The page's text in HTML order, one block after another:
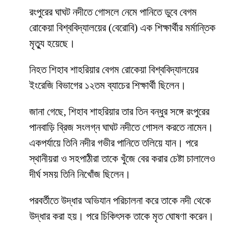
রংপুরের ঘাঘট নদীতে গোসলে নেমে পানিতে ডুবে বেগম
রোকেয়া বিশ্ববিদ্যালয়ের (বেরোবি) এক শিক্ষার্থীর মর্মান্তিক
মৃত্যু হয়েছে।
নিহত শিহাব শাহরিয়ার বেগম রোকেয়া বিশ্ববিদ্যালয়ের
ইংরেজি বিভাগের ১২তম ব্যাচের শিক্ষার্থী ছিলেন।
জানা গেছে, শিহাব শাহরিয়ার তার তিন বন্ধুর সঙ্গে রংপুরের
পানবাড়ি ব্রিজ সংলগ্ন ঘাঘট নদীতে গোসল করতে নামেন।
একপর্যায়ে তিনি নদীর গভীর পানিতে তলিয়ে যান। পরে
স্থানীয়রা ও সহপাঠীরা তাকে খুঁজে বের করার চেষ্টা চালালেও
দীর্ঘ সময় তিনি নিখোঁজ ছিলেন।
পরবর্তীতে উদ্ধার অভিযান পরিচালনা করে তাকে নদী থেকে
উদ্ধার করা হয়। পরে চিকিৎসক তাকে মৃত ঘোষণা করেন।